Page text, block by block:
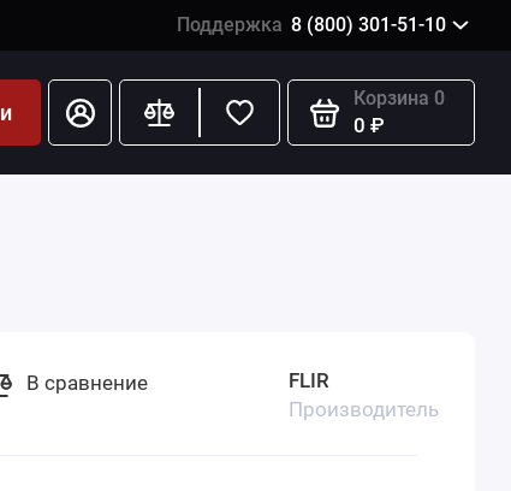
Поддержка 8 (800) 301-51-10
Корзина 0
0 ₽
FLIR
Производитель
В сравнение